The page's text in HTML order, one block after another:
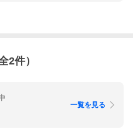
2件）
一覧を見る